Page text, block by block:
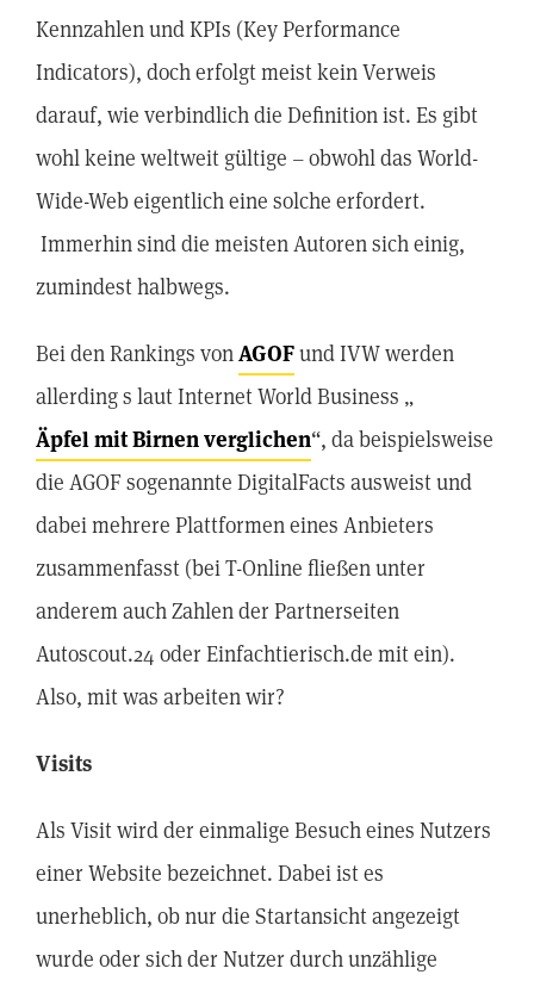
Kennzahlen und KPIs (Key Performance
Indicators), doch erfolgt meist kein Verweis
darauf, wie verbindlich die Definition ist. Es gibt
wohl keine weltweit gültige – obwohl das World-
Wide-Web eigentlich eine solche erfordert.
Immerhin sind die meisten Autoren sich einig,
zumindest halbwegs.
Bei den Rankings vonAGOFund IVW werden
allerding s laut Internet World Business „
Äpfel mit Birnen verglichen“, da beispielsweise
die AGOF sogenannte DigitalFacts ausweist und
dabei mehrere Plattformen eines Anbieters
zusammenfasst (bei T-Online fließen unter
anderem auch Zahlen der Partnerseiten
Autoscout.24 oder Einfachtierisch.de mit ein).
Also, mit was arbeiten wir?
Visits
Als Visit wird der einmalige Besuch eines Nutzers
einer Website bezeichnet. Dabei ist es
unerheblich, ob nur die Startansicht angezeigt
wurde oder sich der Nutzer durch unzählige